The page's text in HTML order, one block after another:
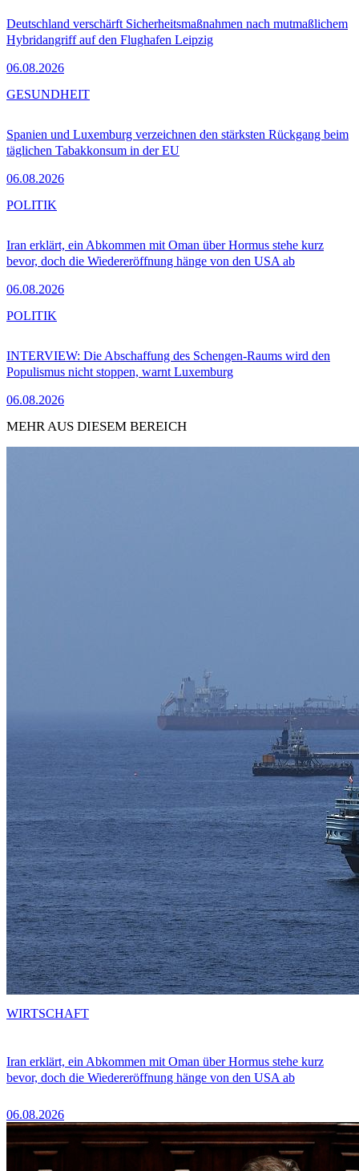
Deutschland verschärft Sicherheitsmaßnahmen nach mutmaßlichem
Hybridangriff auf den Flughafen Leipzig
06.08.2026
Spanien und Luxemburg verzeichnen den stärksten Rückgang beim
täglichen Tabakkonsum in der EU
06.08.2026
GESUNDHEIT
Iran erklärt, ein Abkommen mit Oman über Hormus stehe kurz
bevor, doch die Wiedereröffnung hänge von den USA ab
06.08.2026
POLITIK
INTERVIEW: Die Abschaffung des Schengen-Raums wird den
Populismus nicht stoppen, warnt Luxemburg
06.08.2026
POLITIK
MEHR AUS DIESEM BEREICH
Iran erklärt, ein Abkommen mit Oman über Hormus stehe kurz
bevor, doch die Wiedereröffnung hänge von den USA ab
06.08.2026
WIRTSCHAFT